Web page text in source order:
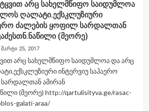
არც სახელმწიფო საიდუმლოა
ღალატი.ექსკლუზიური
ძალების ყოფილ სარდალთან
(მეორე)
მარტი 25, 2017
არც სახელმწიფო საიდუმლოა და არც
ინტერვიუ საჰაერო
ამირან
(მეორე) http://qartulisityva.ge/rasac-
galati-araa/